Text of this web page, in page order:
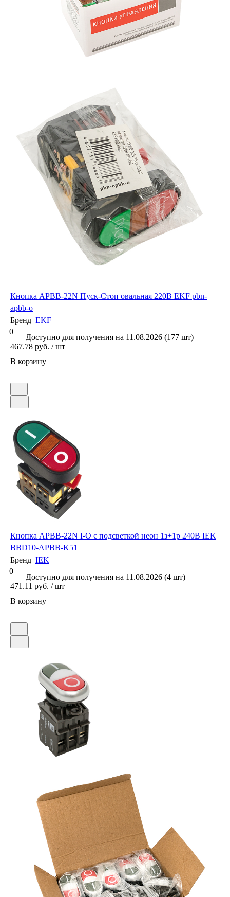
Кнопка APBB-22N Пуск-Стоп овальная 220В EKF pbn-
apbb-o
Бренд EKF
0
Доступно для получения на 11.08.2026 (177 шт)
467.78 руб. / шт
В корзину
Кнопка APBB-22N I-O с подсветкой неон 1з+1р 240В IEK
BBD10-APBB-K51
Бренд IEK
0
Доступно для получения на 11.08.2026 (4 шт)
471.11 руб. / шт
В корзину